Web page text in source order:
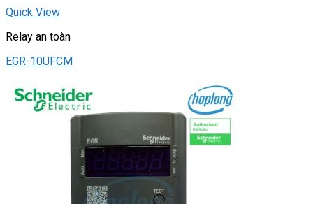
Quick View
Relay an toàn
EGR-10UFCM